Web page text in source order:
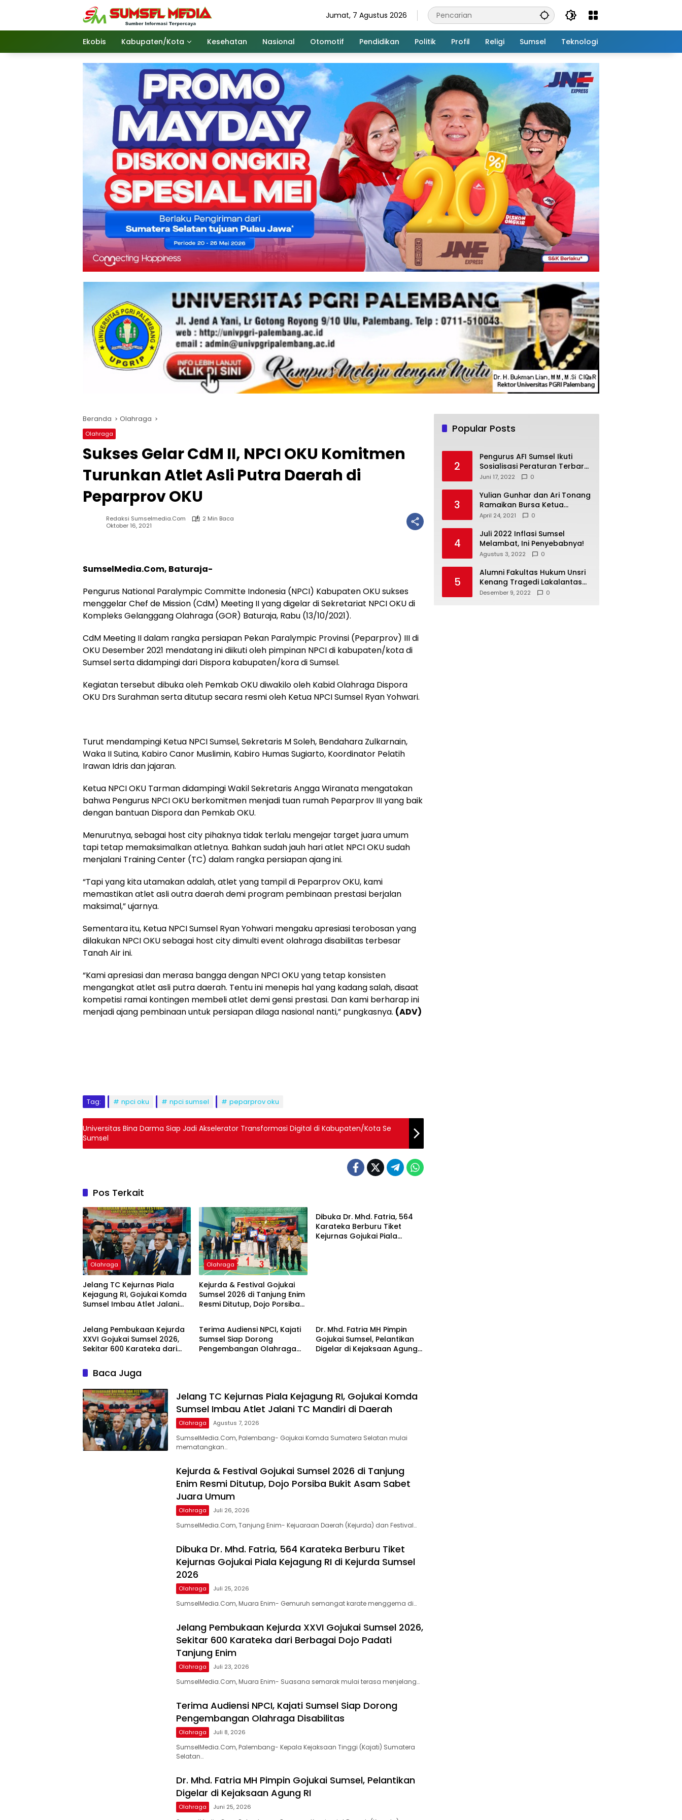
Jumat, 7 Agustus 2026
Ekobis Kabupaten/Kota Kesehatan Nasional Otomotif Pendidikan Politik Profil Religi Sumsel Teknologi
Beranda Olahraga
Olahraga
Sukses Gelar CdM II, NPCI OKU Komitmen
Turunkan Atlet Asli Putra Daerah di
Peparprov OKU
Redaksi Sumselmedia.com
2 Min Baca
Oktober 16, 2021
SumselMedia.Com, Baturaja-
Pengurus National Paralympic Committe Indonesia (NPCI) Kabupaten OKU sukses
menggelar Chef de Mission (CdM) Meeting II yang digelar di Sekretariat NPCI OKU di
Kompleks Gelanggang Olahraga (GOR) Baturaja, Rabu (13/10/2021).
CdM Meeting II dalam rangka persiapan Pekan Paralympic Provinsi (Peparprov) III di
OKU Desember 2021 mendatang ini diikuti oleh pimpinan NPCI di kabupaten/kota di
Sumsel serta didampingi dari Dispora kabupaten/kora di Sumsel.
Kegiatan tersebut dibuka oleh Pemkab OKU diwakilo oleh Kabid Olahraga Dispora
OKU Drs Surahman serta ditutup secara resmi oleh Ketua NPCI Sumsel Ryan Yohwari.
Turut mendampingi Ketua NPCI Sumsel, Sekretaris M Soleh, Bendahara Zulkarnain,
Waka II Sutina, Kabiro Canor Muslimin, Kabiro Humas Sugiarto, Koordinator Pelatih
Irawan Idris dan jajaran.
Ketua NPCI OKU Tarman didampingi Wakil Sekretaris Angga Wiranata mengatakan
bahwa Pengurus NPCI OKU berkomitmen menjadi tuan rumah Peparprov III yang baik
dengan bantuan Dispora dan Pemkab OKU.
Menurutnya, sebagai host city pihaknya tidak terlalu mengejar target juara umum
tapi tetap memaksimalkan atletnya. Bahkan sudah jauh hari atlet NPCI OKU sudah
menjalani Training Center (TC) dalam rangka persiapan ajang ini.
“Tapi yang kita utamakan adalah, atlet yang tampil di Peparprov OKU, kami
memastikan atlet asli outra daerah demi program pembinaan prestasi berjalan
maksimal,” ujarnya.
Sementara itu, Ketua NPCI Sumsel Ryan Yohwari mengaku apresiasi terobosan yang
dilakukan NPCI OKU sebagai host city dimulti event olahraga disabilitas terbesar
Tanah Air ini.
“Kami apresiasi dan merasa bangga dengan NPCI OKU yang tetap konsisten
mengangkat atlet asli putra daerah. Tentu ini menepis hal yang kadang salah, disaat
kompetisi ramai kontingen membeli atlet demi gensi prestasi. Dan kami berharap ini
menjadi ajang pembinaan untuk persiapan dilaga nasional nanti,” pungkasnya. (ADV)
Tag: npci oku npci sumsel peparprov oku
Universitas Bina Darma Siap Jadi Akselerator Transformasi Digital di Kabupaten/Kota Se
Sumsel
Pos Terkait
Olahraga
Jelang TC Kejurnas Piala
Kejagung RI, Gojukai Komda
Sumsel Imbau Atlet Jalani
Olahraga
Kejurda & Festival Gojukai
Sumsel 2026 di Tanjung Enim
Resmi Ditutup, Dojo Porsiba
Dibuka Dr. Mhd. Fatria, 564
Karateka Berburu Tiket
Kejurnas Gojukai Piala
Olahraga
Jelang Pembukaan Kejurda
XXVI Gojukai Sumsel 2026,
Sekitar 600 Karateka dari
Tanjung Enim
Olahraga
Terima Audiensi NPCI, Kajati
Sumsel Siap Dorong
Pengembangan Olahraga
Dr. Mhd. Fatria MH Pimpin
Gojukai Sumsel, Pelantikan
Digelar di Kejaksaan Agung
Baca Juga
Jelang TC Kejurnas Piala Kejagung RI, Gojukai Komda
Sumsel Imbau Atlet Jalani TC Mandiri di Daerah
Olahraga Agustus 7, 2026
SumselMedia.Com, Palembang- Gojukai Komda Sumatera Selatan mulai
mematangkan…
Kejurda & Festival Gojukai Sumsel 2026 di Tanjung
Enim Resmi Ditutup, Dojo Porsiba Bukit Asam Sabet
Juara Umum
Olahraga Juli 26, 2026
SumselMedia.Com, Tanjung Enim- Kejuaraan Daerah (Kejurda) dan Festival…
Dibuka Dr. Mhd. Fatria, 564 Karateka Berburu Tiket
Kejurnas Gojukai Piala Kejagung RI di Kejurda Sumsel
2026
Olahraga Juli 25, 2026
SumselMedia.Com, Muara Enim- Gemuruh semangat karate menggema di…
Jelang Pembukaan Kejurda XXVI Gojukai Sumsel 2026,
Sekitar 600 Karateka dari Berbagai Dojo Padati
Tanjung Enim
Olahraga Juli 23, 2026
SumselMedia.Com, Muara Enim- Suasana semarak mulai terasa menjelang…
Terima Audiensi NPCI, Kajati Sumsel Siap Dorong
Pengembangan Olahraga Disabilitas
Olahraga Juli 8, 2026
SumselMedia.Com, Palembang- Kepala Kejaksaan Tinggi (Kajati) Sumatera
Selatan…
Dr. Mhd. Fatria MH Pimpin Gojukai Sumsel, Pelantikan
Digelar di Kejaksaan Agung RI
Olahraga Juni 25, 2026
Popular Posts
2
Pengurus AFI Sumsel Ikuti
Sosialisasi Peraturan Terbaru
Federasi Floorball
Juni 17, 2022 0
3
Yulian Gunhar dan Ari Tonang
Ramaikan Bursa Ketua
Percasi Sumsel
April 24, 2021 0
4
Juli 2022 Inflasi Sumsel
Melambat, Ini Penyebabnya!
Agustus 3, 2022 0
5
Alumni Fakultas Hukum Unsri
Kenang Tragedi Lakalantas
28 Tahun Silam
Desember 9, 2022 0